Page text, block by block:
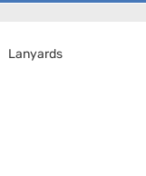
Lanyards